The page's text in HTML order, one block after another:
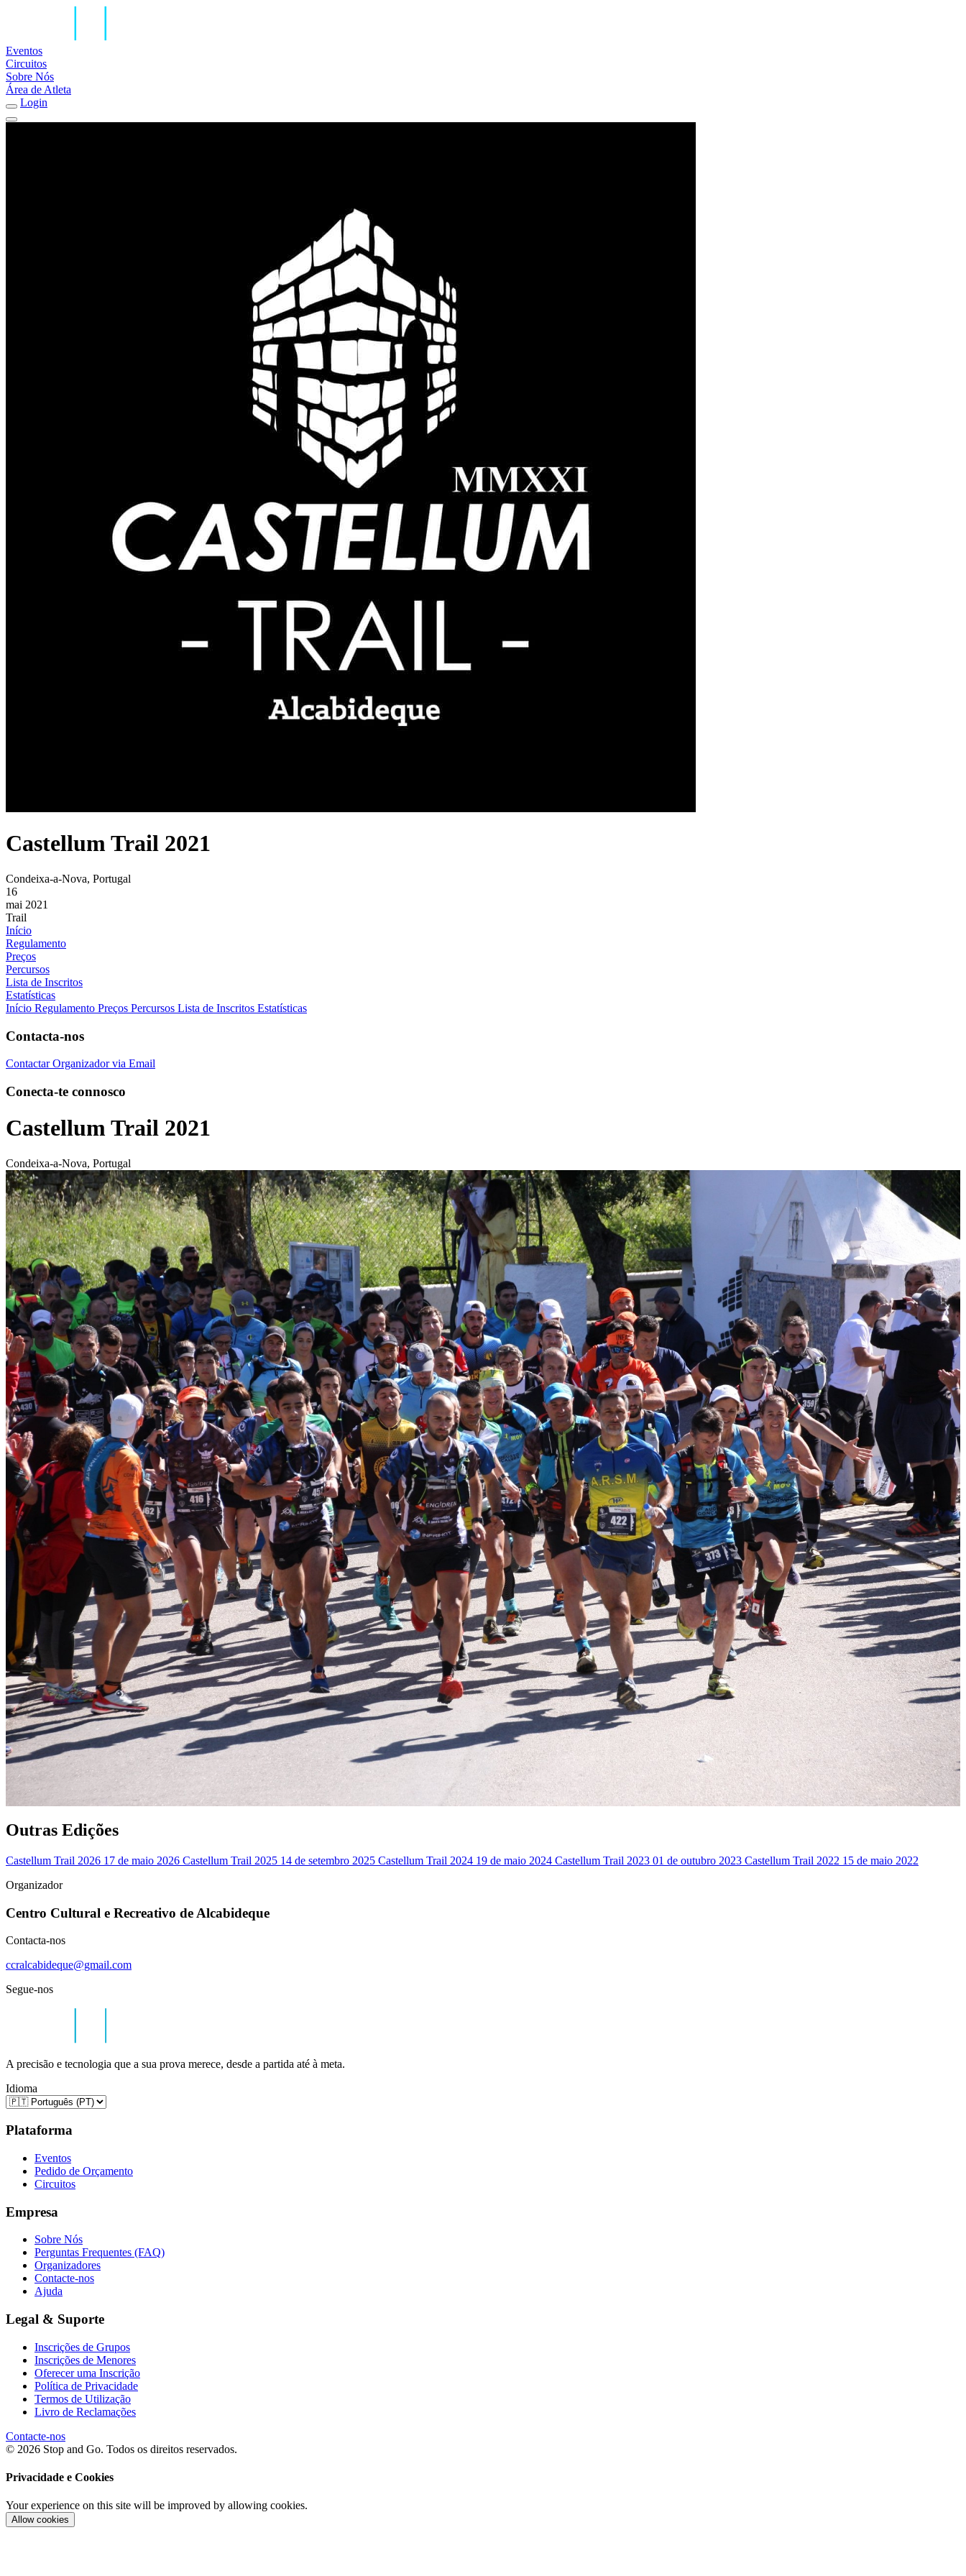
Eventos
Circuitos
Sobre Nós
Área de Atleta
Login
Castellum Trail 2021
Condeixa-a-Nova, Portugal
16
mai 2021
Trail
Início
Regulamento
Preços
Percursos
Lista de Inscritos
Estatísticas
Início Regulamento Preços Percursos Lista de Inscritos Estatísticas
Contacta-nos
Contactar Organizador via Email
Conecta-te connosco
Castellum Trail 2021
Condeixa-a-Nova, Portugal
Outras Edições
Castellum Trail 2026 17 de maio 2026 Castellum Trail 2025 14 de setembro 2025 Castellum Trail 2024 19 de maio 2024 Castellum Trail 2023 01 de outubro 2023 Castellum Trail 2022 15 de maio 2022
Organizador
Centro Cultural e Recreativo de Alcabideque
Contacta-nos
ccralcabideque@gmail.com
Segue-nos
A precisão e tecnologia que a sua prova merece, desde a partida até à meta.
Idioma
Plataforma
Eventos
Pedido de Orçamento
Circuitos
Empresa
Sobre Nós
Perguntas Frequentes (FAQ)
Organizadores
Contacte-nos
Ajuda
Legal & Suporte
Inscrições de Grupos
Inscrições de Menores
Oferecer uma Inscrição
Política de Privacidade
Termos de Utilização
Livro de Reclamações
Contacte-nos
© 2026 Stop and Go. Todos os direitos reservados.
Privacidade e Cookies
Your experience on this site will be improved by allowing cookies.
Allow cookies